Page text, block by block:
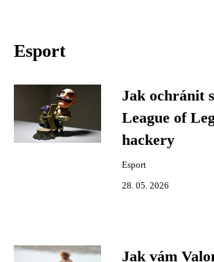
Esport
Jak ochránit
League of
hackery
Esport
28. 05. 2026
Jak vám